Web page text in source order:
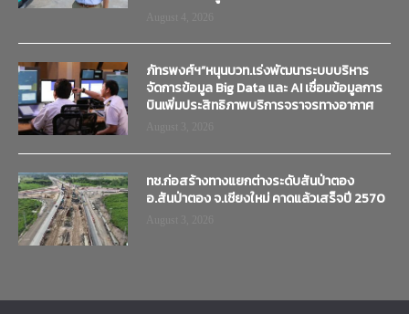
ภัทรพงศ์ฯ”หนุนบวท.เร่งพัฒนาระบบบริหาร
จัดการข้อมูล Big Data และ AI เชื่อมข้อมูลการ
บินเพิ่มประสิทธิภาพบริการจราจรทางอากาศ
ทช.ก่อสร้างทางแยกต่างระดับสันป่าตอง
อ.สันป่าตอง จ.เชียงใหม่ คาดแล้วเสร็จปี 2570